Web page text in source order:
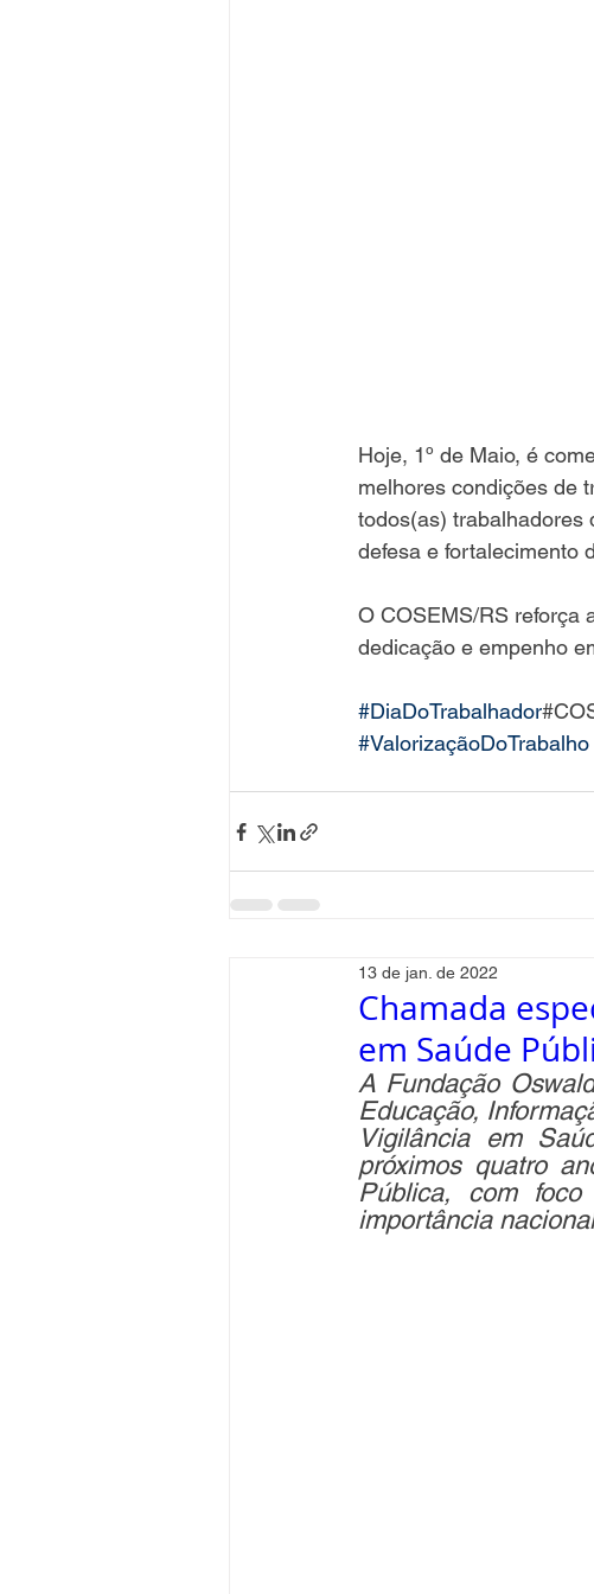
Hoje, 1º de Maio, é
melhores condições de
todos(as) trabalhadores
defesa e fortalecimento
O COSEMS/RS reforça
dedicação e empenho
#DiaDoTrabalhador
#ValorizaçãoDoTrabalho
Chamada
em Saúde
13 de jan. de 2022
A Fundação
Educação,
Vigilância em
próximos quatro
Pública, com
importância